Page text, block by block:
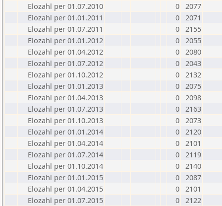
Elozahl per 01.07.2010
0 2077
Elozahl per 01.01.2011
0 2071
Elozahl per 01.07.2011
0 2155
Elozahl per 01.01.2012
0 2055
Elozahl per 01.04.2012
0 2080
Elozahl per 01.07.2012
0 2043
Elozahl per 01.10.2012
0 2132
Elozahl per 01.01.2013
0 2075
Elozahl per 01.04.2013
0 2098
Elozahl per 01.07.2013
0 2163
Elozahl per 01.10.2013
0 2073
Elozahl per 01.01.2014
0 2120
Elozahl per 01.04.2014
0 2101
Elozahl per 01.07.2014
0 2119
Elozahl per 01.10.2014
0 2140
Elozahl per 01.01.2015
0 2087
Elozahl per 01.04.2015
0 2101
Elozahl per 01.07.2015
0 2122